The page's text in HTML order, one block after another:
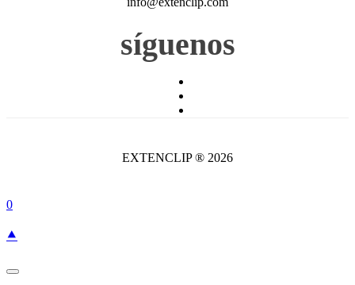
síguenos
EXTENCLIP ® 2026
0
⯅